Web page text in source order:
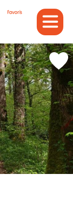
Favoris